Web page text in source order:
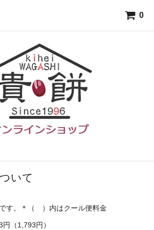
0
いて
す。＊（ ）内はクール便料金
1,793円）